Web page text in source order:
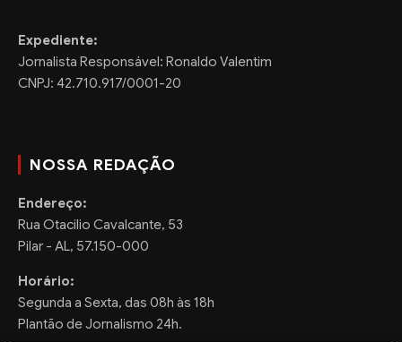
Expediente:
Jornalista Responsável: Ronaldo Valentim
CNPJ: 42.710.917/0001-20
NOSSA REDAÇÃO
Endereço:
Rua Otacilio Cavalcante, 53
Pilar - AL, 57.150-000
Horário:
Segunda a Sexta, das 08h às 18h
Plantão de Jornalismo 24h.